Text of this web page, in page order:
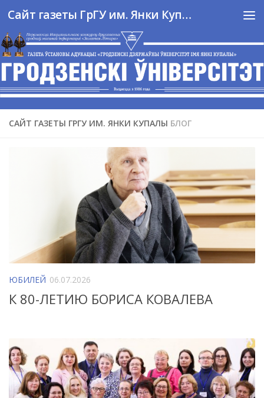
Перейти к содержимому Сайт газеты ГрГУ им. Янки Купалы
САЙТ ГАЗЕТЫ ГРГУ ИМ. ЯНКИ КУПАЛЫ БЛОГ
ЮБИЛЕЙ 06.07.2026
К 80-ЛЕТИЮ БОРИСА КОВАЛЕВА